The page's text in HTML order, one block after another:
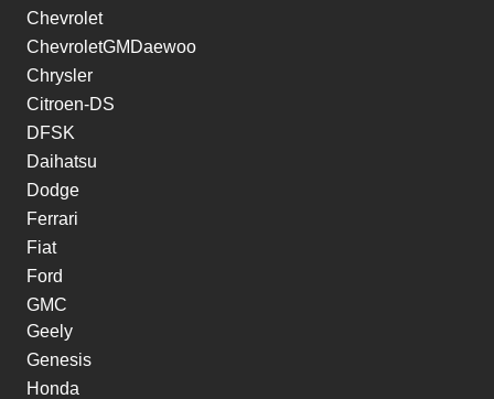
Chevrolet
ChevroletGMDaewoo
Chrysler
Citroen-DS
DFSK
Daihatsu
Dodge
Ferrari
Fiat
Ford
GMC
Geely
Genesis
Honda